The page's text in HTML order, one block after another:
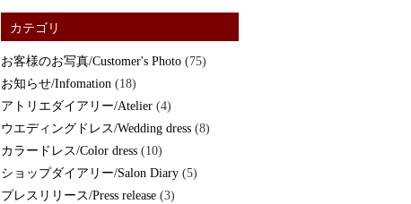
カテゴリ
お客様のお写真/Customer's Photo (75)
お知らせ/Infomation (18)
アトリエダイアリー/Atelier (4)
ウエディングドレス/Wedding dress (8)
カラードレス/Color dress (10)
ショップダイアリー/Salon Diary (5)
プレスリリース/Press release (3)